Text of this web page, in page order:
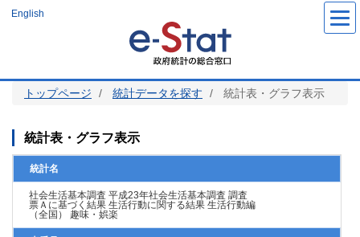
ツ
English
トップページ 統計データを探す 統計表・グラフ表示
統計表・グラフ表示
統計名
社会生活基本調査 平成23年社会生活基本調査 調査
票Ａに基づく結果 生活行動に関する結果 生活行動編
（全国） 趣味・娯楽